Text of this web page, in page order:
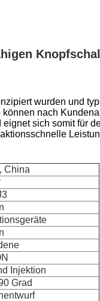
wurden und
nach
sich somit für
China
Injektion
Grad